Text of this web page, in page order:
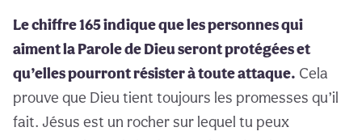
Le chiffre 165 indique que les personnes qui
aiment la Parole de Dieu seront protégées et
qu’elles pourront résister à toute attaque. Cela
prouve que Dieu tient toujours les promesses qu’il
fait. Jésus est un rocher sur lequel tu peux